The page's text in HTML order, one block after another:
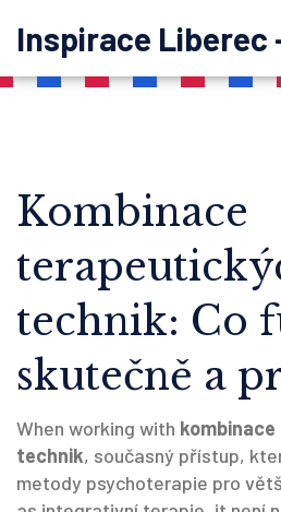
Kombinace
technik: Co
skutečně a
When working with
technik, současný přístup,
metody psychoterapie pro